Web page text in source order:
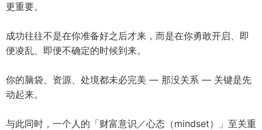
更重要。
成功往往不是在你准备好之后才来，而是在你勇敢开启、即
便凌乱、即便不确定的时候到来。
你的脑袋、资源、处境都未必完美 — 那没关系 — 关键是先
动起来。
与此同时，一个人的「财富意识／心态（mindset）」至关重